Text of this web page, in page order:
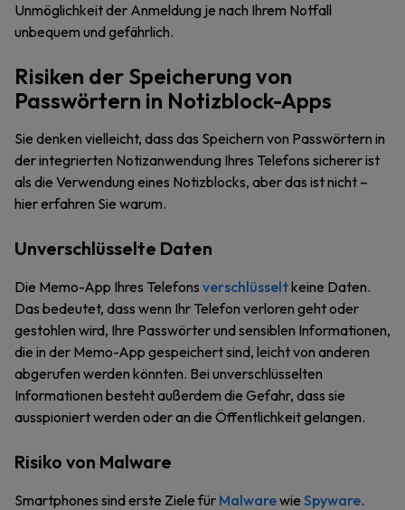
Unmöglichkeit der Anmeldung je nach Ihrem Notfall
unbequem und gefährlich.
Risiken der Speicherung von
Passwörtern in Notizblock-Apps
Sie denken vielleicht, dass das Speichern von Passwörtern in
der integrierten Notizanwendung Ihres Telefons sicherer ist
als die Verwendung eines Notizblocks, aber das ist nicht –
hier erfahren Sie warum.
Unverschlüsselte Daten
Die Memo-App Ihres Telefons verschlüsseltkeine Daten.
Das bedeutet, dass wenn Ihr Telefon verloren geht oder
gestohlen wird, Ihre Passwörter und sensiblen Informationen,
die in der Memo-App gespeichert sind, leicht von anderen
abgerufen werden könnten. Bei unverschlüsselten
Informationen besteht außerdem die Gefahr, dass sie
ausspioniert werden oder an die Öffentlichkeit gelangen.
Risiko von Malware
Smartphones sind erste Ziele für Malwarewie Spyware.